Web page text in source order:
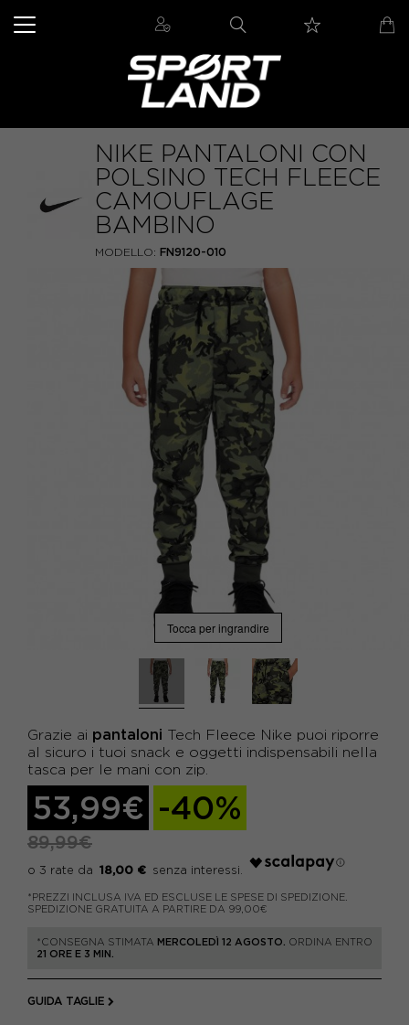
NIKE PANTALONI CON
POLSINO TECH FLEECE
CAMOUFLAGE
BAMBINO
MODELLO: FN9120-010
Tocca per ingrandire
Grazie ai pantaloni Tech Fleece Nike puoi riporre
al sicuro i tuoi snack e oggetti indispensabili nella
tasca per le mani con zip.
53,99€ -40%
89,99€
18,00 €
*PREZZI INCLUSA IVA ED ESCLUSE LE SPESE DI SPEDIZIONE.
SPEDIZIONE GRATUITA A PARTIRE DA 99,00€
*CONSEGNA STIMATA MERCOLEDÌ 12 AGOSTO.
ORDINA ENTRO
21 ORE E 3 MIN.
GUIDA TAGLIE